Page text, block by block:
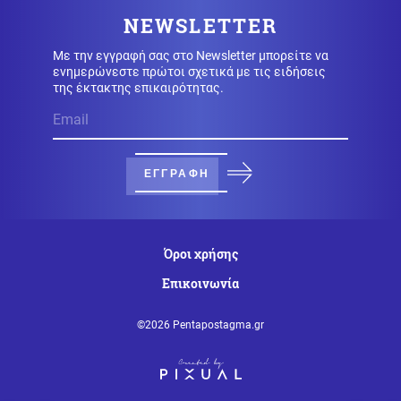
Οικονομία 09.08.2026 - 09:31
Στα 15 δισ. ευρώ ο στόχος για νέα δάνεια το 2026: Η
κερδοφορία των τραπεζών το α΄εξάμηνο
09.08.2026 - 09:26
Σε εγρήγορση οι Αρχές για την έξαρση του ιού του
Δυτικού Νείλου, στο επίκεντρο η Αττική
09.08.2026 - 09:25
Θρίλερ στα Στενά του Ορμούζ: Η συμφωνία με το Ομάν
δεν αρκεί – Τι απαιτεί η Τεχεράνη
Καιρός: Έως 39 βαθμούς σήμερα - Που θα έχει
NEWSLETTER
Με την εγγραφή σας στο Newsletter μπορείτε να
ενημερώνεστε πρώτοι σχετικά με τις ειδήσεις
της έκτακτης επικαιρότητας.
ΕΓΓΡΑΦΗ
Όροι χρήσης
Επικοινωνία
©2026 Pentapostagma.gr